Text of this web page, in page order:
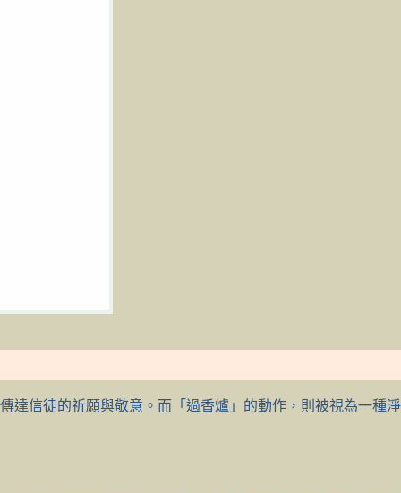
達信徒的祈願與敬意。而「過香爐」的動作，則被視為一種淨